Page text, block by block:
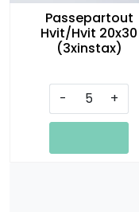
Passepartout
Hvit/Hvit 20x30
(3xinstax)
- +